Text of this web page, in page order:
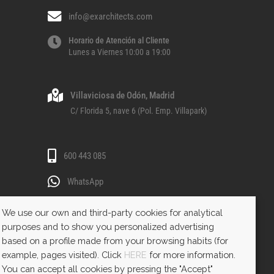
info@exarchitects.com
Horario de Atención al Cliente
Lunes a Viernes 10:00 a 19:00
Villaviciosa de Odón, Madrid
C/ Florida 5, nave 6 (Pol. Emp. Villapark)
600 443 085
WhatsApp
We use our own and third-party cookies for analytical
purposes and to show you personalized advertising
based on a profile made from your browsing habits (for
example, pages visited). Click HERE for more information.
You can accept all cookies by pressing the "Accept"